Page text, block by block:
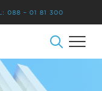
088 – 01 81 300